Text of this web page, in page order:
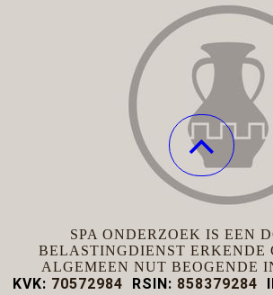
SPA ONDERZOEK IS EEN
BELASTINGDIENST ERKENDE
ALGEMEEN NUT BEOGENDE
KVK: 70572984 RSIN: 858379284